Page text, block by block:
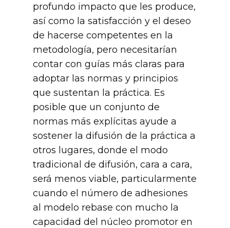
profundo impacto que les produce,
así como la satisfacción y el deseo
de hacerse competentes en la
metodología, pero necesitarían
contar con guías más claras para
adoptar las normas y principios
que sustentan la práctica. Es
posible que un conjunto de
normas más explícitas ayude a
sostener la difusión de la práctica a
otros lugares, donde el modo
tradicional de difusión, cara a cara,
será menos viable, particularmente
cuando el número de adhesiones
al modelo rebase con mucho la
capacidad del núcleo promotor en